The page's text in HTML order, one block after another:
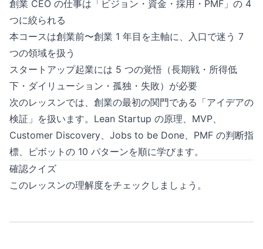
創業 CEO の仕事は「ビジョン・資金・採用・PMF」の 4
つに絞られる
本コースは創業前〜創業 1 年目を主軸に、入口で迷う 7
つの領域を扱う
スタートアップ起業には 5 つの覚悟（長期戦・所得低
下・ダイリューション・孤独・失敗）が必要
次のレッスンでは、創業の最初の関門である「アイデアの
検証」を扱います。Lean Startup の原理、MVP、
Customer Discovery、Jobs to be Done、PMF の判断指
標、ピボットの 10 パターンを順に学びます。
確認クイズ
このレッスンの理解度をチェックしましょう。